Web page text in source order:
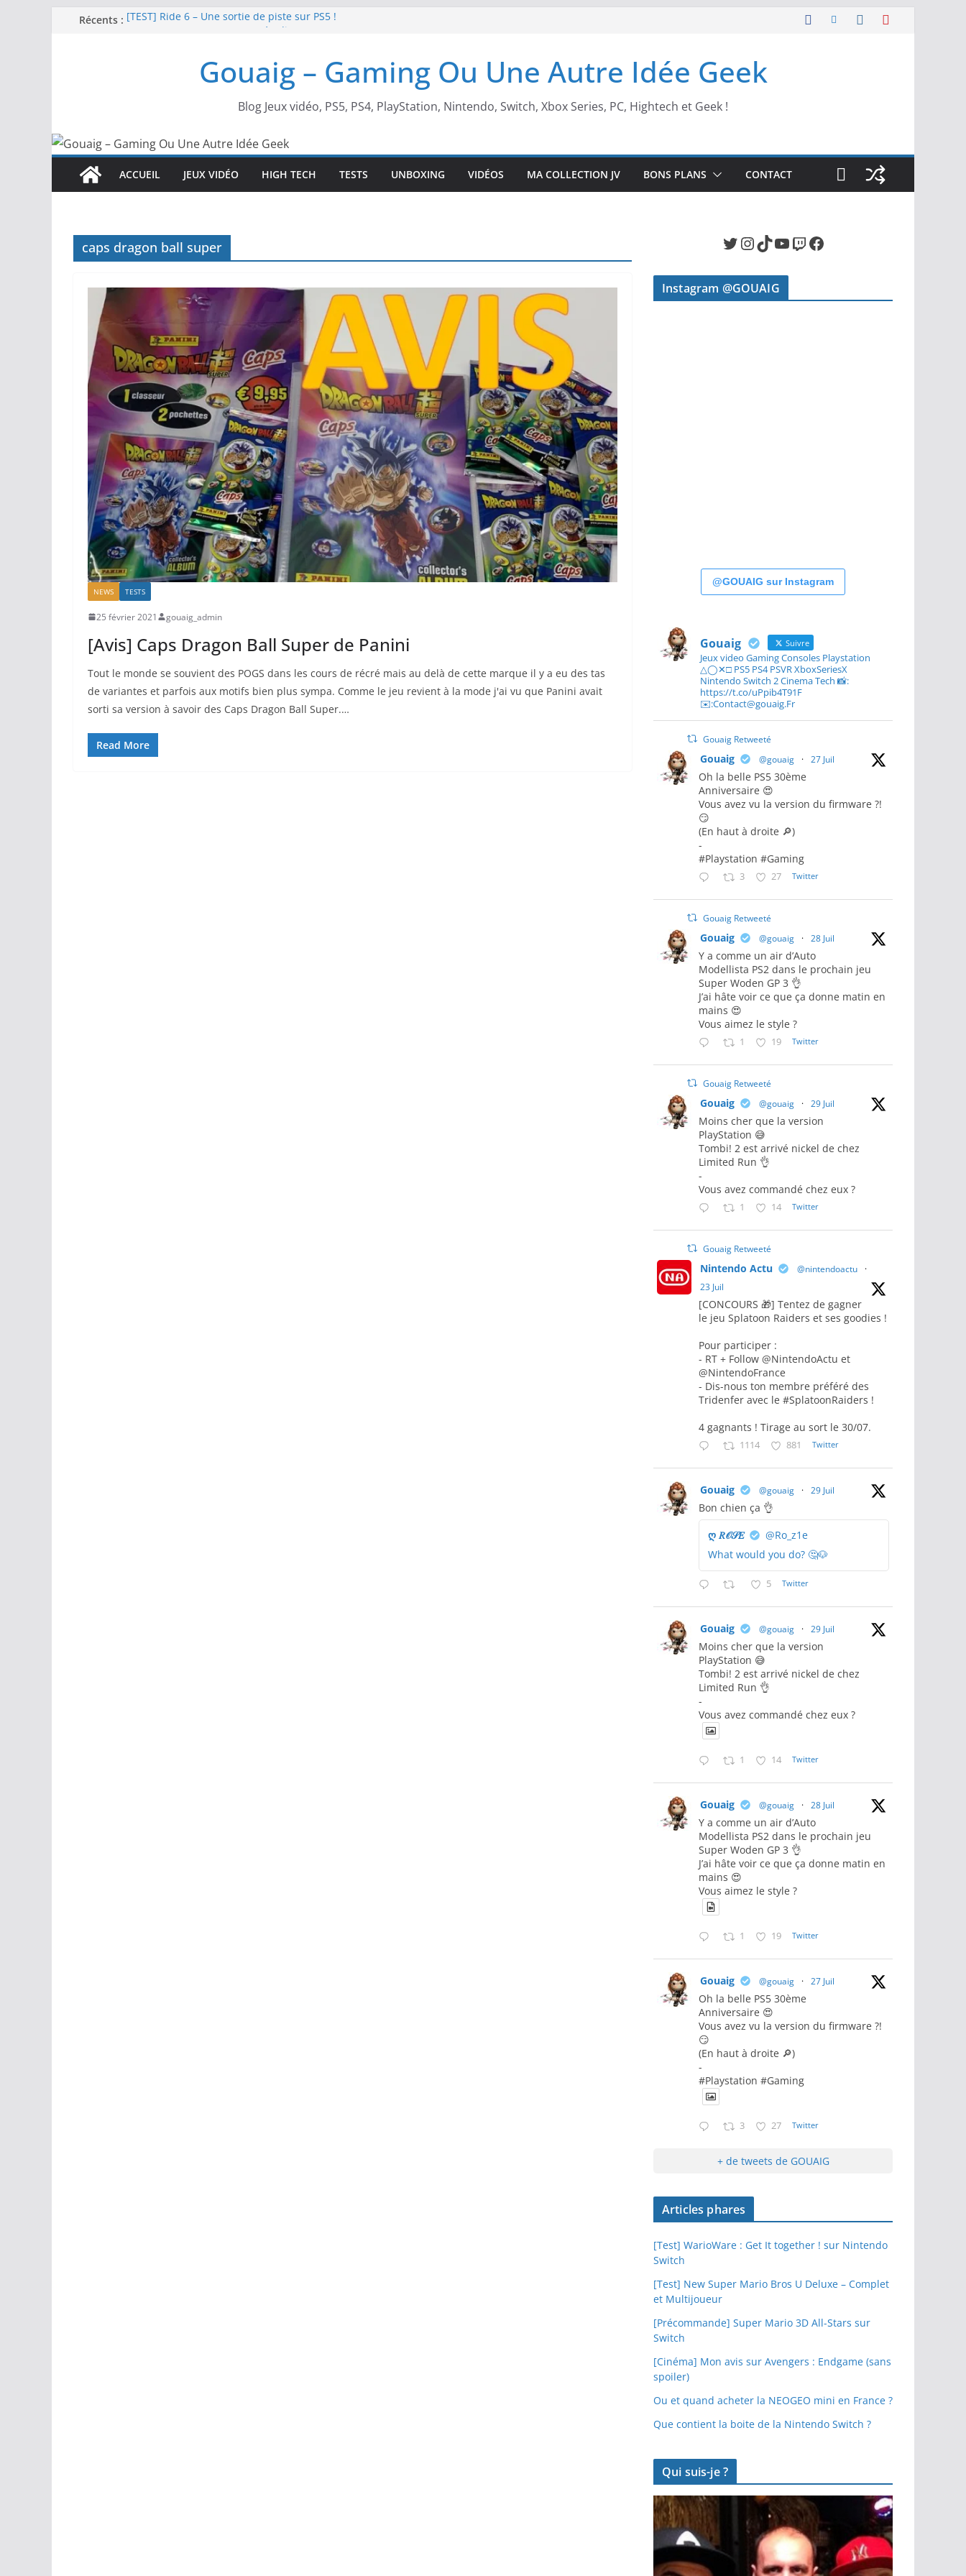
PasserRécents : [TEST] Ride 6 – Une sortie de piste sur PS5 !
[TEST] Screamer – Le retour des courses arcade !
SWITCH 2 : Nouveaux accessoires Turtle Beach X Mario
Gouaig – Gaming Ou Une Autre Idée Geek
Blog Jeux vidéo, PS5, PS4, PlayStation, Nintendo, Switch, Xbox Series, PC, Hightech et Geek !
ACCUEIL JEUX VIDÉO HIGH TECH TESTS UNBOXING VIDÉOS MA COLLECTION JV BONS PLANS CONTACT
caps dragon ball super
NEWS TESTS
25 février 2021 gouaig_admin
[Avis] Caps Dragon Ball Super de Panini
Tout le monde se souvient des POGS dans les cours de récré mais au delà de cette marque il y a eu des tas
de variantes et parfois aux motifs bien plus sympa. Comme le jeu revient à la mode j'ai vu que Panini avait
sorti sa version à savoir des Caps Dragon Ball Super.…
Read More
Twitter InstagramTikTok YouTube Twitch Facebook
Instagram @GOUAIG
@GOUAIG sur Instagram
Gouaig Suivre
Jeux video Gaming Consoles Playstation
△◯✕□ PS5 PS4 PSVR XboxSeriesX
Nintendo Switch 2 Cinema Tech 📸:
https://t.co/uPpib4T91F
✉️:Contact@gouaig.Fr
Gouaig Retweeté
Gouaig @gouaig · 27 Juil
Oh la belle PS5 30ème
Anniversaire 😍
Vous avez vu la version du firmware ?!
😏
(En haut à droite 🔎)
-
#Playstation #Gaming
3 27 Twitter
Gouaig Retweeté
Gouaig @gouaig · 28 Juil
Y a comme un air d’Auto
Modellista PS2 dans le prochain jeu
Super Woden GP 3 👌
J’ai hâte voir ce que ça donne matin en
mains 😍
Vous aimez le style ?
1 19 Twitter
Gouaig Retweeté
Gouaig @gouaig · 29 Juil
Moins cher que la version
PlayStation 😅
Tombi! 2 est arrivé nickel de chez
Limited Run 👌
-
Vous avez commandé chez eux ?
1 14 Twitter
Gouaig Retweeté
Nintendo Actu @nintendoactu
·
23 Juil
[CONCOURS 🎁] Tentez de gagner
le jeu Splatoon Raiders et ses goodies !
Pour participer :
- RT + Follow @NintendoActu et
@NintendoFrance
- Dis-nous ton membre préféré des
Tridenfer avec le #SplatoonRaiders !
4 gagnants ! Tirage au sort le 30/07.
1114 881 Twitter
Gouaig @gouaig · 29 Juil
Bon chien ça 👌
ღ 𝑅𝒪𝒮𝐸
@Ro_z1e
What would you do? 🤔🐶
5 Twitter
Gouaig @gouaig · 29 Juil
Moins cher que la version
PlayStation 😅
Tombi! 2 est arrivé nickel de chez
Limited Run 👌
-
Vous avez commandé chez eux ?
1 14 Twitter
Gouaig @gouaig · 28 Juil
Y a comme un air d’Auto
Modellista PS2 dans le prochain jeu
Super Woden GP 3 👌
J’ai hâte voir ce que ça donne matin en
mains 😍
Vous aimez le style ?
1 19 Twitter
Gouaig @gouaig · 27 Juil
Oh la belle PS5 30ème
Anniversaire 😍
Vous avez vu la version du firmware ?!
😏
(En haut à droite 🔎)
-
#Playstation #Gaming
3 27 Twitter
+ de tweets de GOUAIG
Articles phares
[Test] WarioWare : Get It together ! sur Nintendo
Switch
[Test] New Super Mario Bros U Deluxe – Complet
et Multijoueur
[Précommande] Super Mario 3D All-Stars sur
Switch
[Cinéma] Mon avis sur Avengers : Endgame (sans
spoiler)
Ou et quand acheter la NEOGEO mini en France ?
Que contient la boite de la Nintendo Switch ?
Qui suis-je ?